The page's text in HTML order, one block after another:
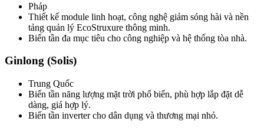
Pháp
Thiết kế module linh hoạt, công nghệ giảm sóng hài và nền
tảng quản lý EcoStruxure thông minh.
Biến tần đa mục tiêu cho công nghiệp và hệ thống tòa nhà.
Ginlong (Solis)
Trung Quốc
Biến tần năng lượng mặt trời phổ biến, phù hợp lắp đặt dễ
dàng, giá hợp lý.
Biến tần inverter cho dân dụng và thương mại nhỏ.